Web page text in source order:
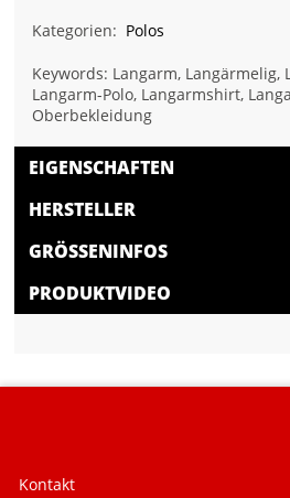
Kategorien: Polos
Keywords: Langarm, Langärmelig,
Langarm-Polo, Langarmshirt,
Oberbekleidung
EIGENSCHAFTEN
HERSTELLER
GRÖSSENINFOS
PRODUKTVIDEO
Kontakt